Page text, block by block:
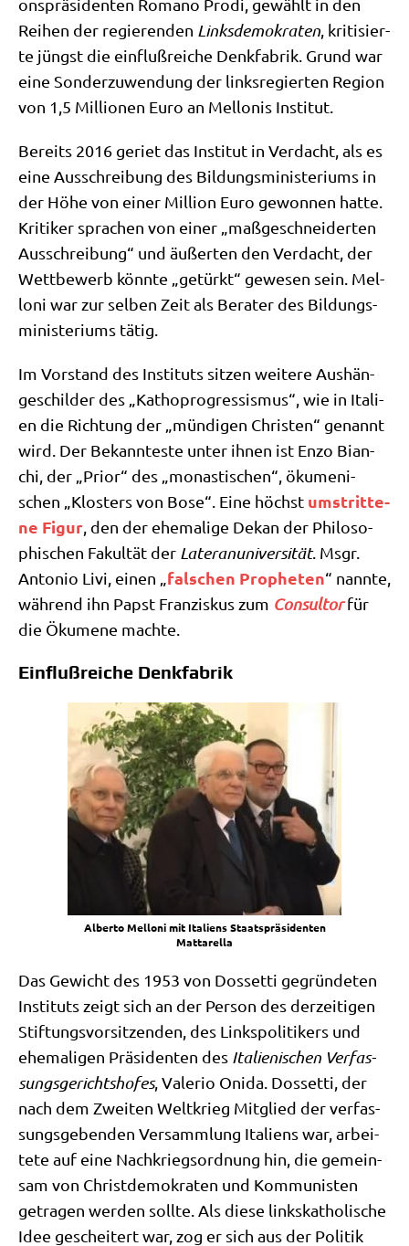
Rei­hen der regie­ren­den Links­de­mo­kra­ten , kri­ti­sier­
te jüngst die ein­fluß­rei­che Denk­fa­brik. Grund war
eine Son­der­zu­wen­dung der links­re­gier­ten Regi­on
von 1,5 Mil­lio­nen Euro an Mel­lo­nis Institut.
Bereits 2016 geriet das Insti­tut in Ver­dacht, als es
eine Aus­schrei­bung des Bil­dungs­mi­ni­ste­ri­ums in
der Höhe von einer Mil­li­on Euro gewon­nen hat­te.
Kri­ti­ker spra­chen von einer „maß­ge­schnei­der­ten
Aus­schrei­bung“ und äußer­ten den Ver­dacht, der
Wett­be­werb könn­te „getürkt“ gewe­sen sein. Mel­
lo­ni war zur sel­ben Zeit als Bera­ter des Bil­dungs­
mi­ni­ste­ri­ums tätig.
Im Vor­stand des Insti­tuts sit­zen wei­te­re Aus­hän­
ge­schil­der des „Kathop­ro­gres­sis­mus“, wie in Ita­li­
en die Rich­tung der „mün­di­gen Chri­sten“ genannt
wird. Der Bekann­te­ste unter ihnen ist Enzo Bian­
chi, der „Pri­or“ des „monasti­schen“, öku­me­ni­
schen „Klo­sters von Bose“. Eine höchst umstrit­te­
ne Figur , den der ehe­ma­li­ge Dekan der Phi­lo­so­
phi­schen Fakul­tät der Late­ran­uni­ver­si­tät. Msgr.
Anto­nio Livi, einen „ fal­schen Pro­phe­ten“ nann­te,
wäh­rend ihn Papst Fran­zis­kus zum Con­sul­torfür
die Öku­me­ne machte.
Einflußreiche Denkfabrik
Alber­to Mel­lo­ni mit Ita­li­ens Staats­prä­si­den­ten
Mattarella
Das Gewicht des 1953 von Dos­set­ti gegrün­de­ten
Insti­tuts zeigt sich an der Per­son des der­zei­ti­gen
Stif­tungs­vor­sit­zen­den, des Links­po­li­ti­kers und
ehe­ma­li­gen Prä­si­den­ten des Ita­lie­ni­schen Ver­fas­
sungs­ge­richts­ho­fes, Vale­rio Oni­da. Dos­set­ti, der
nach dem Zwei­ten Welt­krieg Mit­glied der ver­fas­
sungs­ge­ben­den Ver­samm­lung Ita­li­ens war, arbei­
te­te auf eine Nach­kriegs­ord­nung hin, die gemein­
sam von Christ­de­mo­kra­ten und Kom­mu­ni­sten
getra­gen wer­den soll­te. Als die­se links­ka­tho­li­sche
Idee geschei­tert war, zog er sich aus der Poli­tik